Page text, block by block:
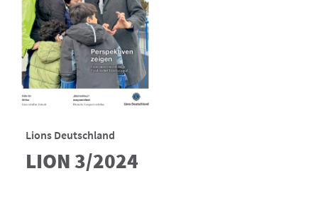
Lions Deutschland
LION 3/2024